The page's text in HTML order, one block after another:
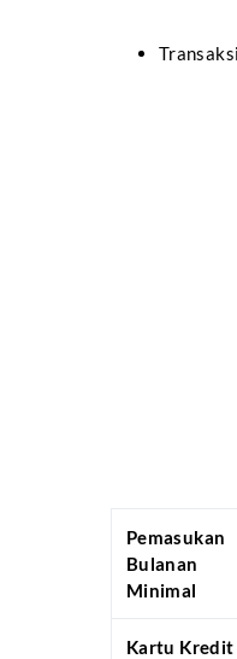
Pemasukan
Bulanan
Minimal
Kartu Kredit